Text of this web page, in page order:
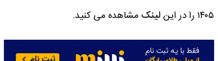
۱۴۰۵ را در این
لینک مشاهده می کنید.